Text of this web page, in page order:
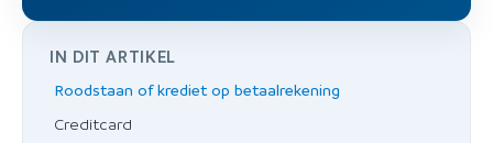
IN DIT ARTIKEL
Roodstaan of krediet op betaalrekening
Creditcard